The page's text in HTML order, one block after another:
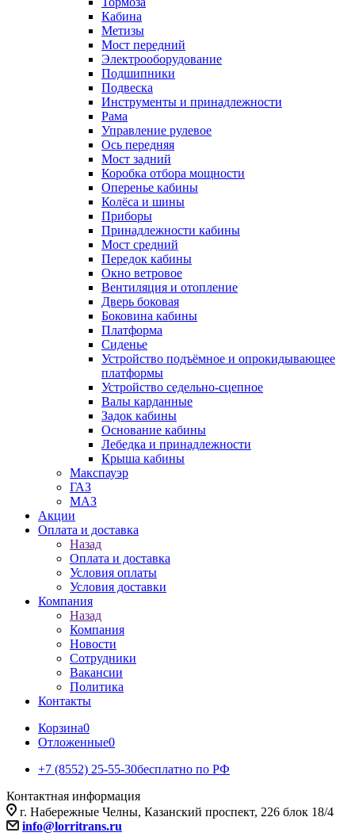
Кабина
Метизы
Мост передний
Электрооборудование
Подшипники
Подвеска
Инструменты и принадлежности
Рама
Управление рулевое
Ось передняя
Мост задний
Коробка отбора мощности
Оперенье кабины
Колёса и шины
Приборы
Принадлежности кабины
Мост средний
Передок кабины
Окно ветровое
Вентиляция и отопление
Дверь боковая
Боковина кабины
Платформа
Сиденье
Устройство подъёмное и опрокидывающее
платформы
Устройство седельно-сцепное
Валы карданные
Задок кабины
Основание кабины
Лебедка и принадлежности
Крыша кабины
Макспауэр
ГАЗ
МАЗ
Акции
Оплата и доставка
Назад
Оплата и доставка
Условия оплаты
Условия доставки
Компания
Назад
Компания
Новости
Сотрудники
Вакансии
Политика
Контакты
Корзина0
Отложенные0
+7 (8552) 25-55-30бесплатно по РФ
Контактная информация
г. Набережные Челны, Казанский проспект, 226 блок 18/4
info@lorritrans.ru